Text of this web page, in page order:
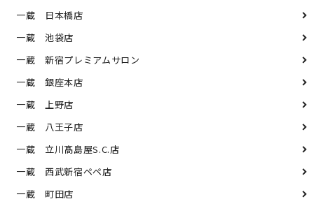
一蔵 日本橋店
一蔵 池袋店
一蔵 新宿プレミアムサロン
一蔵 銀座本店
一蔵 上野店
一蔵 八王子店
一蔵 立川髙島屋S.C.店
一蔵 西武新宿ペペ店
一蔵 町田店